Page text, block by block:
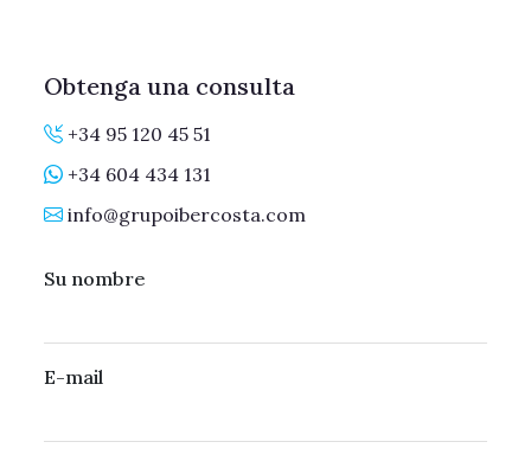
Obtenga una consulta
+34 95 120 45 51
+34 604 434 131
info@grupoibercosta.com
Su nombre
E-mail